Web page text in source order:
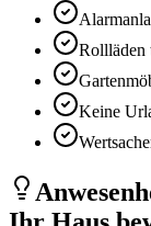
Rollläden
Keine